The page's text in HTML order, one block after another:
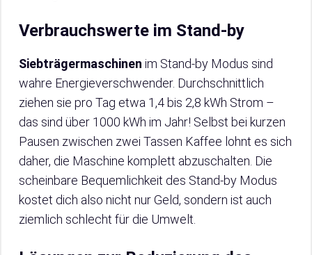
Verbrauchswerte im Stand-by
Siebträgermaschinen im Stand-by Modus sind
wahre Energieverschwender. Durchschnittlich
ziehen sie pro Tag etwa 1,4 bis 2,8 kWh Strom –
das sind über 1000 kWh im Jahr! Selbst bei kurzen
Pausen zwischen zwei Tassen Kaffee lohnt es sich
daher, die Maschine komplett abzuschalten. Die
scheinbare Bequemlichkeit des Stand-by Modus
kostet dich also nicht nur Geld, sondern ist auch
ziemlich schlecht für die Umwelt.